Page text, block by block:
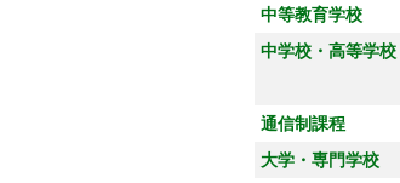
中等教育学校
中学校・高等学校
通信制課程
大学・専門学校